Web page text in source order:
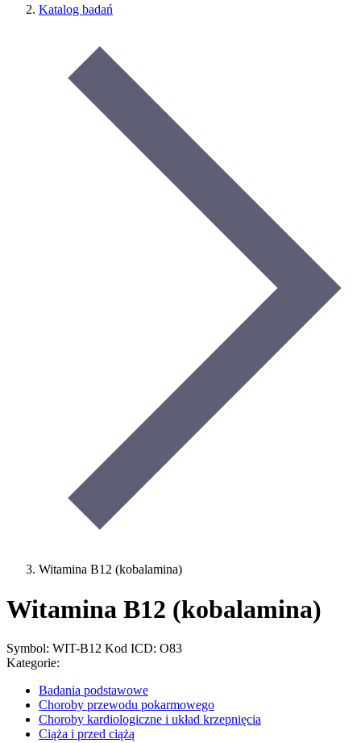
Katalog badań
Witamina B12 (kobalamina)
Witamina B12 (kobalamina)
Symbol: WIT-B12 Kod ICD: O83
Kategorie:
Badania podstawowe
Choroby przewodu pokarmowego
Choroby kardiologiczne i układ krzepnięcia
Ciąża i przed ciążą